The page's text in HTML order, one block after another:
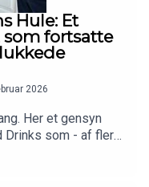
Hule: Et
som fortsatte
2026
Her et gensyn
Drinks som - af flere
nej.